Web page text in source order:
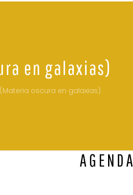
en galaxias)
oscura en galaxias)
AGENDA